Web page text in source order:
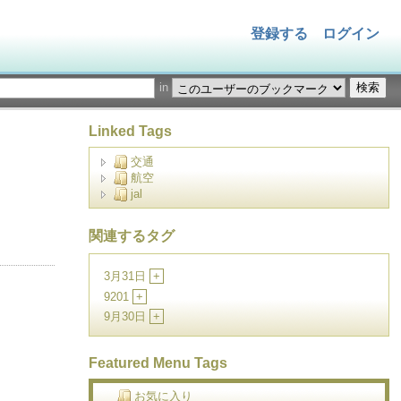
ログイン
登録する
in
Linked Tags
交通
航空
jal
関連するタグ
3月31日
+
9201 +
9月30日
+
Featured Menu Tags
お気に入り